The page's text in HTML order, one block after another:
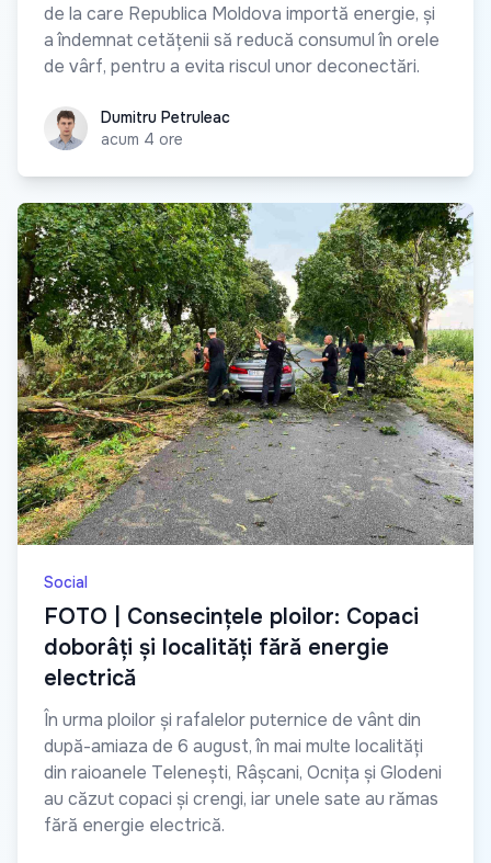
de la care Republica Moldova importă energie, și
a îndemnat cetățenii să reducă consumul în orele
de vârf, pentru a evita riscul unor deconectări.
Dumitru Petruleac
Dumitru Petruleac
acum 4 ore
Social
FOTO | Consecințele ploilor: Copaci
doborâți și localități fără energie
electrică
În urma ploilor și rafalelor puternice de vânt din
după-amiaza de 6 august, în mai multe localități
din raioanele Telenești, Râșcani, Ocnița și Glodeni
au căzut copaci și crengi, iar unele sate au rămas
fără energie electrică.